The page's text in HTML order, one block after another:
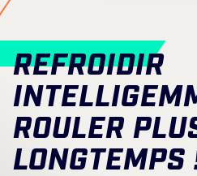
Hub de contenu
Carrière
Bulletin d'information
Langue: Francais
REFROIDIR
ROULER
LONGTEMPS